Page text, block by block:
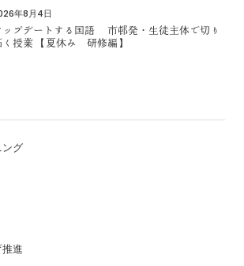
年8月4日
ップデートする国語 市邨発・生徒主体で切り
く授業 【夏休み 研修編】
ング
進